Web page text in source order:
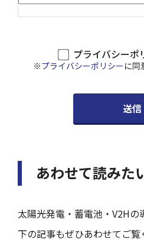
プライバシーポ
※プライバシーポリシーに同
あわせて読みた
太陽光発電・蓄電池・V2H
下の記事もぜひあわせてご覧